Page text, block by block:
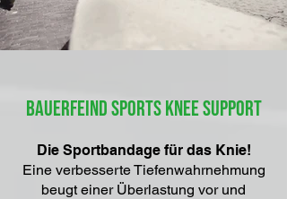
Die Sportbandage für das Knie!
Eine verbesserte Tiefenwahrnehmung
beugt einer Überlastung vor und
Bauerfeind Sports Knee support